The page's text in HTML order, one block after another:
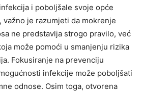
i poboljšale svoje opće
važno je razumjeti da mokrenje
ne predstavlja strogo pravilo, već
može pomoći u smanjenju rizika
Fokusiranje na prevenciju
infekcije može poboljšati
odnose. Osim toga, otvorena